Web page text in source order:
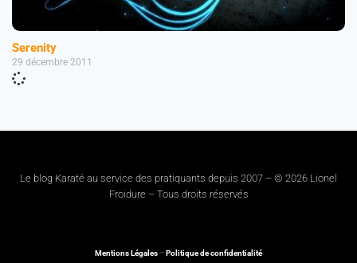
Serenity
29 décembre 2011
Le blog Karaté au service des pratiquants depuis 2007 – © 2026 Lionel
Froidure – Tous droits réservés
Mentions Légales –Politique de confidentialité